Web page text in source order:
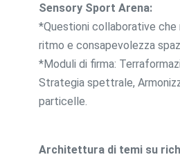
Sensory Sport Arena:
*Questioni collaborative
ritmo e consapevolezza
*Moduli di firma:
Strategia spettrale,
particelle.
Architettura di temi su